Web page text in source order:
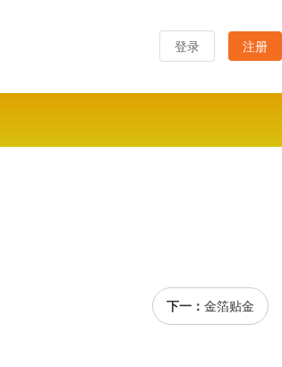
登录 注册
下一： 金箔贴金